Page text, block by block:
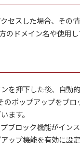
セスした場合、その
のドメイン名や使用
を押下した後、自動
ポップアップをブ
ます。
ロック機能がイン
ップ機能を有効に設定